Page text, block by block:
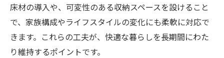
床材の導入や、可変性のある収納スペースを設けること
で、家族構成やライフスタイルの変化にも柔軟に対応で
きます。これらの工夫が、快適な暮らしを長期間にわた
り維持するポイントです。